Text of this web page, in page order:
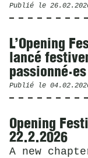
Publié le
L’Opening
lancé
Publié le
Opening
22.2.2026
A new